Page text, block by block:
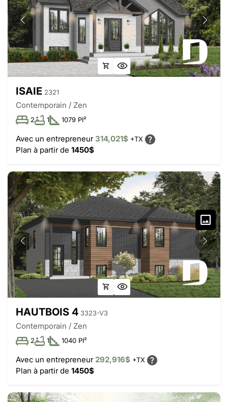
ISAIE 2321
Contemporain / Zen
2 1 1079 PI²
Avec un entrepreneur314,021$ +TX
Plan à partir de 1450$
HAUTBOIS 4 3323-V3
Contemporain / Zen
2 1 1040 PI²
Avec un entrepreneur292,916$ +TX
Plan à partir de 1450$